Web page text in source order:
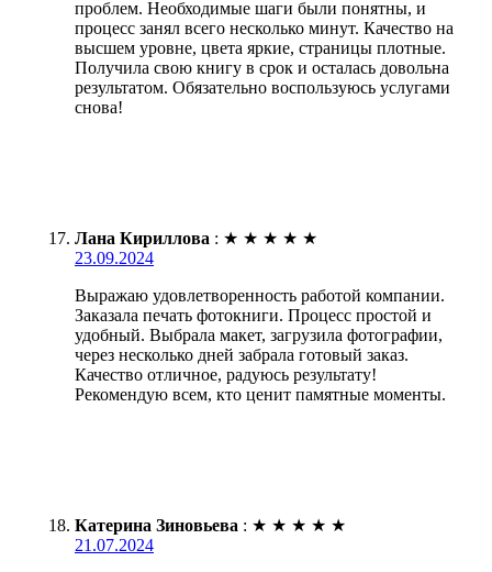
проблем. Необходимые шаги были понятны, и
процесс занял всего несколько минут. Качество на
высшем уровне, цвета яркие, страницы плотные.
Получила свою книгу в срок и осталась довольна
результатом. Обязательно воспользуюсь услугами
снова!
Лана Кириллова : ★ ★ ★ ★ ★
23.09.2024
Выражаю удовлетворенность работой компании.
Заказала печать фотокниги. Процесс простой и
удобный. Выбрала макет, загрузила фотографии,
через несколько дней забрала готовый заказ.
Качество отличное, радуюсь результату!
Рекомендую всем, кто ценит памятные моменты.
Катерина Зиновьева : ★ ★ ★ ★ ★
21.07.2024